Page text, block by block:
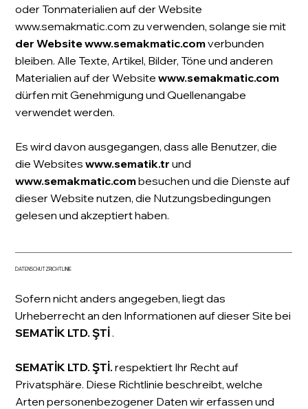
oder Tonmaterialien auf der Website
www.semakmatic.com zu verwenden, solange sie mit
der Websitewww.semakmatic.comverbunden
bleiben. Alle Texte, Artikel, Bilder, Töne und anderen
Materialien auf der Website www.semakmatic.com
dürfen mit Genehmigung und Quellenangabe
verwendet werden.
Es wird davon ausgegangen, dass alle Benutzer, die
die Websites www.sematik.tr und
www.semakmatic.combesuchen und die Dienste auf
dieser Website nutzen, die Nutzungsbedingungen
gelesen und akzeptiert haben.
DATENSCHUTZRICHTLINIE
Sofern nicht anders angegeben, liegt das
Urheberrecht an den Informationen auf dieser Site bei
SEMATİK LTD. ŞTİ.
SEMATİK LTD. ŞTİ. respektiert Ihr Recht auf
Privatsphäre. Diese Richtlinie beschreibt, welche
Arten personenbezogener Daten wir erfassen und